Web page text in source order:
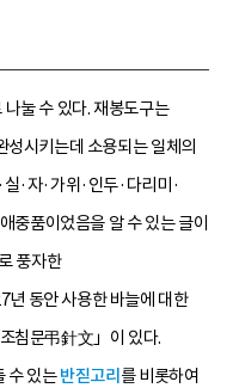
눌 수 있다. 재봉도구는
성시키는데 소용되는 일체의
·자·가위·인두·다리미·
중품이었음을 알 수 있는 글이
풍자한
동안 사용한 바늘에 대한
침문弔針文」이 있다.
수 있는반짇고리 를 비롯하여